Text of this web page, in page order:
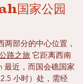
国家公园
部分的中心位置，
路之旅 它距离西南
最近，而国会礁国家
小时）处，需经